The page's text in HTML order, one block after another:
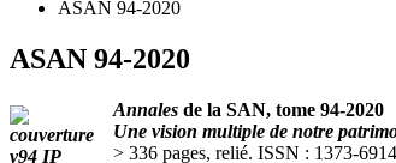
ASAN 94-2020
ASAN 94-2020
Annales de la SAN, tome 94-2020
Une vision multiple de notre
> 336 pages, relié. ISSN : 1373-